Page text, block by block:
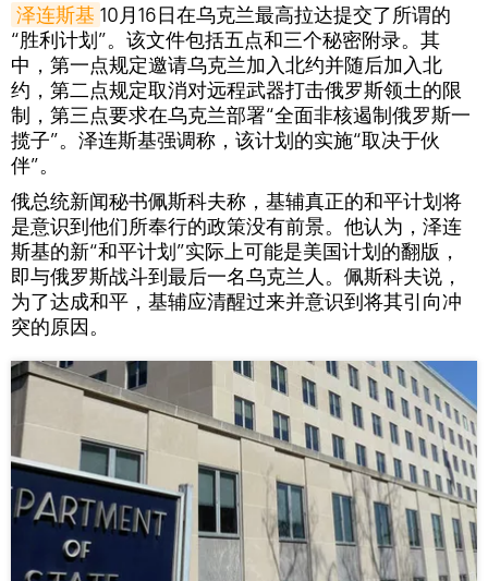
泽连斯基 10月16日在乌克兰最高拉达提交了所谓的
“胜利计划”。该文件包括五点和三个秘密附录。其
中，第一点规定邀请乌克兰加入北约并随后加入北
约，第二点规定取消对远程武器打击俄罗斯领土的限
制，第三点要求在乌克兰部署“全面非核遏制俄罗斯一
揽子”。泽连斯基强调称，该计划的实施“取决于伙
伴”。
俄总统新闻秘书佩斯科夫称，基辅真正的和平计划将
是意识到他们所奉行的政策没有前景。他认为，泽连
斯基的新“和平计划”实际上可能是美国计划的翻版，
即与俄罗斯战斗到最后一名乌克兰人。佩斯科夫说，
为了达成和平，基辅应清醒过来并意识到将其引向冲
突的原因。